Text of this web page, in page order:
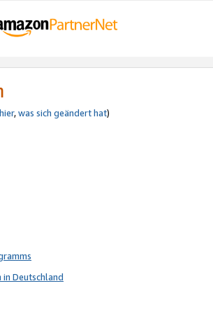
hier,was sich geändert hat)
Deutschland